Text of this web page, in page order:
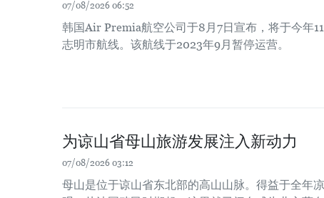
07/08/2026 06:52
韩国Air Premia航空公司于8月7日宣布，将于今年
志明市航线。该航线于2023年9月暂停运营。
为谅山省母山旅游发展注入新动力
07/08/2026 03:12
母山是位于谅山省东北部的高山山脉。得益于全年